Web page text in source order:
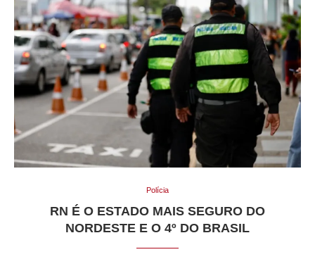
Polícia
RN É O ESTADO MAIS SEGURO DO
NORDESTE E O 4º DO BRASIL